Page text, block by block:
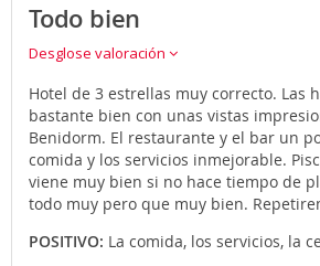
Todo bien
Desglose valoración
Hotel de 3 estrellas muy correcto. Las
bastante bien con unas vistas
Benidorm. El restaurante y el bar un
comida y los servicios inmejorable.
viene muy bien si no hace tiempo de
todo muy pero que muy bien.
POSITIVO: La comida, los servicios, la